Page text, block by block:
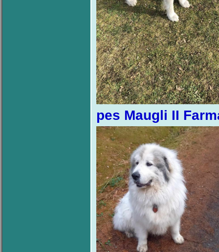
pes Maugli II